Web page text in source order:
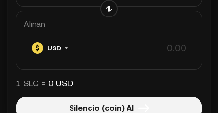
Alınan
USD
1 SLC = 0 USD
Silencio (coin) Al